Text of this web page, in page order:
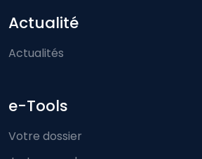
Actualité
Actualités
e-Tools
Votre dossier